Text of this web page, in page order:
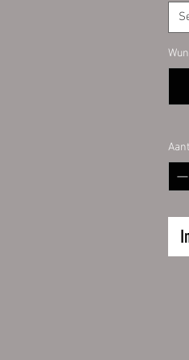
50